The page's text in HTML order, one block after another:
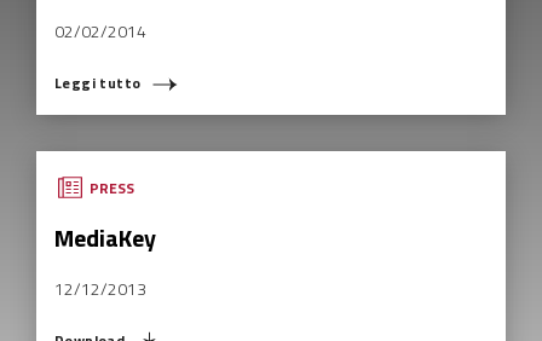
02/02/2014
Leggi tutto
PRESS
MediaKey
12/12/2013
COSA STAI CERCANDO?